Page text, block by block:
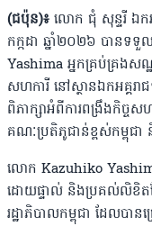
(ជប៉ុន)៖ លោក ជុំ សុន្ទរី ឯកអ
កក្កដា ឆ្នាំ២០២៦ បានទ
Yashima អ្នកគ្រប់គ្រង
សហការី នៅស្ថានឯកអគ្គរា
ពិភាក្សាអំពីការពង្រឹងកិច្ច
គណៈប្រតិភូជាន់ខ្ពស់កម្ពុជា
លោក Kazuhiko
ដោយផ្ទាល់ និងប្រគល់លិខិត
រដ្ឋាភិបាលកម្ពុជា ដែលបា